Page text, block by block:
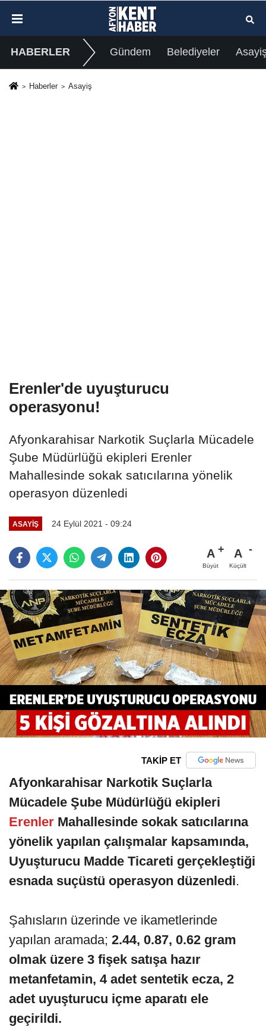
HABERLER Gündem Belediyeler
Haberler Asayiş
Erenler'de uyuşturucu
operasyonu!
Afyonkarahisar Narkotik Suçlarla Mücadele
Şube Müdürlüğü ekipleri Erenler
Mahallesinde sokak satıcılarına yönelik
operasyon düzenledi
ASAYIŞ 24 Eylül 2021 - 09:24
A
Büyüt
A
Küçült
TAKİP ET
Afyonkarahisar Narkotik Suçlarla
Mücadele Şube Müdürlüğü ekipleri
Erenler Mahallesinde sokak satıcılarına
yönelik yapılan çalışmalar kapsamında,
Uyuşturucu Madde Ticareti gerçekleştiği
esnada suçüstü operasyon düzenledi.
Şahısların üzerinde ve ikametlerinde
yapılan aramada; 2.44, 0.87, 0.62 gram
olmak üzere 3 fişek satışa hazır
metanfetamin, 4 adet sentetik ecza, 2
adet uyuşturucu içme aparatı ele
geçirildi.